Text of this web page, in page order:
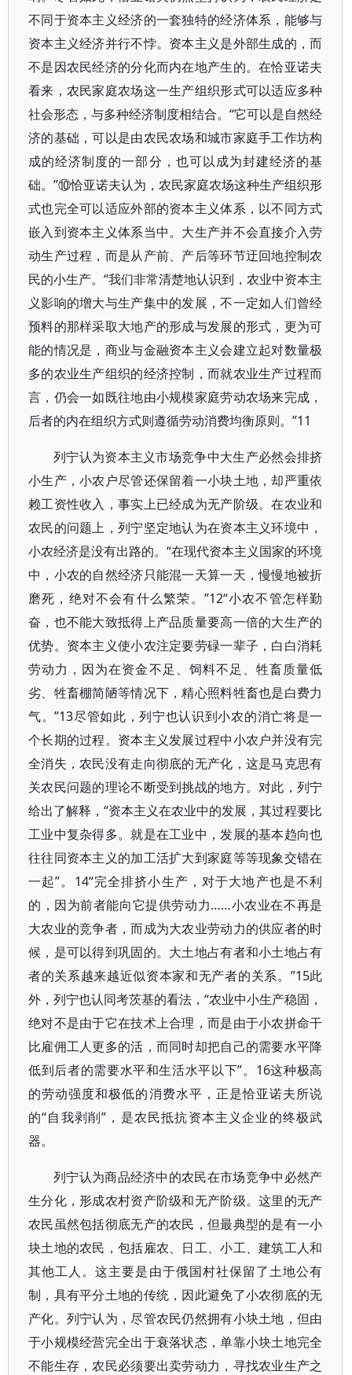
不同于资本主义经济的一套独特的经济体系，能够与
资本主义经济并行不悖。资本主义是外部生成的，而
不是因农民经济的分化而内在地产生的。在恰亚诺夫
看来，农民家庭农场这一生产组织形式可以适应多种
社会形态，与多种经济制度相结合。“它可以是自然经
济的基础，可以是由农民农场和城市家庭手工作坊构
成的经济制度的一部分，也可以成为封建经济的基
础。”⑩恰亚诺夫认为，农民家庭农场这种生产组织形
式也完全可以适应外部的资本主义体系，以不同方式
嵌入到资本主义体系当中。大生产并不会直接介入劳
动生产过程，而是从产前、产后等环节迂回地控制农
民的小生产。“我们非常清楚地认识到，农业中资本主
义影响的增大与生产集中的发展，不一定如人们曾经
预料的那样采取大地产的形成与发展的形式，更为可
能的情况是，商业与金融资本主义会建立起对数量极
多的农业生产组织的经济控制，而就农业生产过程而
言，仍会一如既往地由小规模家庭劳动农场来完成，
后者的内在组织方式则遵循劳动消费均衡原则。”11
列宁认为资本主义市场竞争中大生产必然会排挤
小生产，小农户尽管还保留着一小块土地，却严重依
赖工资性收入，事实上已经成为无产阶级。在农业和
农民的问题上，列宁坚定地认为在资本主义环境中，
小农经济是没有出路的。“在现代资本主义国家的环境
中，小农的自然经济只能混一天算一天，慢慢地被折
磨死，绝对不会有什么繁荣。”12“小农不管怎样勤
奋，也不能大致抵得上产品质量要高一倍的大生产的
优势。资本主义使小农注定要劳碌一辈子，白白消耗
劳动力，因为在资金不足、饲料不足、牲畜质量低
劣、牲畜棚简陋等情况下，精心照料牲畜也是白费力
气。”13尽管如此，列宁也认识到小农的消亡将是一
个长期的过程。资本主义发展过程中小农户并没有完
全消失，农民没有走向彻底的无产化，这是马克思有
关农民问题的理论不断受到挑战的地方。对此，列宁
给出了解释，“资本主义在农业中的发展，其过程要比
工业中复杂得多。就是在工业中，发展的基本趋向也
往往同资本主义的加工活扩大到家庭等等现象交错在
一起”。14“完全排挤小生产，对于大地产也是不利
的，因为前者能向它提供劳动力……小农业在不再是
大农业的竞争者，而成为大农业劳动力的供应者的时
候，是可以得到巩固的。大土地占有者和小土地占有
者的关系越来越近似资本家和无产者的关系。”15此
外，列宁也认同考茨基的看法，“农业中小生产稳固，
绝对不是由于它在技术上合理，而是由于小农拼命干
比雇佣工人更多的活，而同时却把自己的需要水平降
低到后者的需要水平和生活水平以下”。16这种极高
的劳动强度和极低的消费水平，正是恰亚诺夫所说
的“自我剥削”，是农民抵抗资本主义企业的终极武
器。
列宁认为商品经济中的农民在市场竞争中必然产
生分化，形成农村资产阶级和无产阶级。这里的无产
农民虽然包括彻底无产的农民，但最典型的是有一小
块土地的农民，包括雇农、日工、小工、建筑工人和
其他工人。这主要是由于俄国村社保留了土地公有
制，具有平分土地的传统，因此避免了小农彻底的无
产化。列宁认为，尽管农民仍然拥有小块土地，但由
于小规模经营完全出于衰落状态，单靠小块土地完全
不能生存，农民必须要出卖劳动力，寻找农业生产之